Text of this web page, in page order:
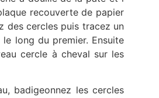
recouverte de papier
des cercles puis tracez un
le long du premier. Ensuite
cercle à cheval sur les
badigeonnez les cercles